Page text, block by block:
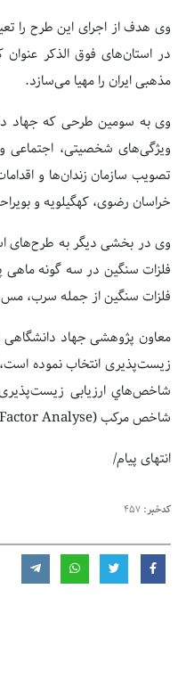
وی هدف از اجرای این طرح را
در استان‌های فوق الذکر
مذهبی ایران را مهیا می‌سازد.
وی به سومین طرحی که جهاد
خراسان رضوی، کهگیلویه و
وی در بخشی دیگر به طرح‌های
فلزات سنگین در سه گونه
فلزات سنگین از جمله سرب،
معاون پژوهشی جهاد دانشگاهی
زیست‌پذیری انتخاب نموده
شاخص‌هاي ارزیابی
شاخص مرکب (Factor Analyse) است.
انتهای پیام/
کدخبر: 457